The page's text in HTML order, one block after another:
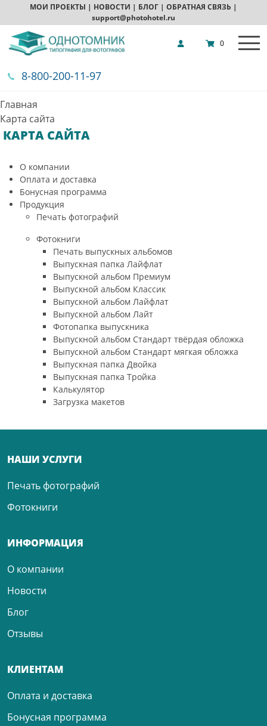
МОИ ПРОЕКТЫ | НОВОСТИ | БЛОГ | ОБРАТНАЯ СВЯЗЬ |
support@photohotel.ru
8-800-200-11-97
0
Главная
Карта сайта
КАРТА САЙТА
О компании
Оплата и доставка
Бонусная программа
Продукция
Печать фотографий
Фотокниги
Печать выпускных альбомов
Выпускная папка Лайфлат
Выпускной альбом Премиум
Выпускной альбом Классик
Выпускной альбом Лайфлат
Выпускной альбом Лайт
Фотопапка выпускника
Выпускной альбом Стандарт твёрдая обложка
Выпускной альбом Стандарт мягкая обложка
Выпускная папка Двойка
Выпускная папка Тройка
Калькулятор
Загрузка макетов
НАШИ УСЛУГИ
Печать фотографий
Фотокниги
ИНФОРМАЦИЯ
О компании
Новости
Блог
Отзывы
КЛИЕНТАМ
Оплата и доставка
Бонусная программа